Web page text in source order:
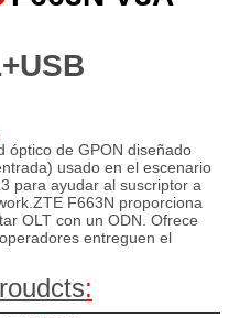
óptico de GPON diseñado
usado en el escenario
para ayudar al suscriptor a
F663N proporciona
OLT con un ODN. Ofrece
entreguen el
: